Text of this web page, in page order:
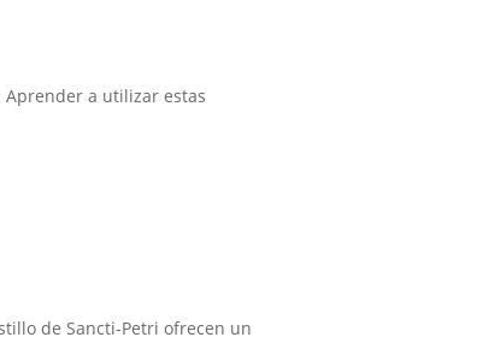
a utilizar estas
de Sancti-Petri ofrecen un